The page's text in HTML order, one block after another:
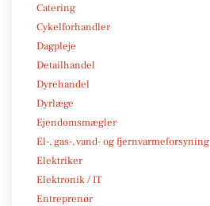
Catering
Cykelforhandler
Dagpleje
Detailhandel
Dyrehandel
Dyrlæge
Ejendomsmægler
El-, gas-, vand- og fjernvarmeforsyning
Elektriker
Elektronik / IT
Entreprenør